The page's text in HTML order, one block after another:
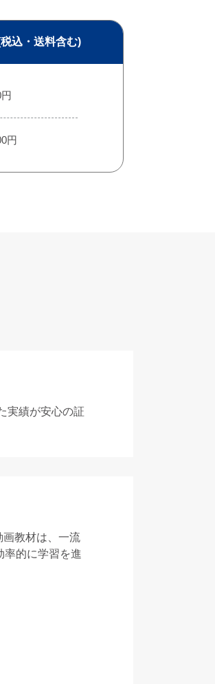
込・送料含む)
円
実績が安心の証
教材は、一流
率的に学習を進